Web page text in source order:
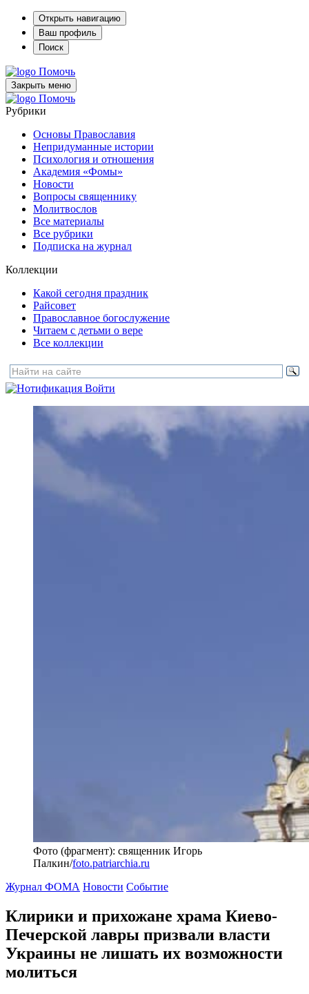
Открыть навигацию
Ваш профиль
Поиск
Помочь
Закрыть меню
Помочь
Рубрики
Основы Православия
Непридуманные истории
Психология и отношения
Академия «Фомы»
Новости
Вопросы священнику
Молитвослов
Все материалы
Все рубрики
Подписка на журнал
Коллекции
Какой сегодня праздник
Райсовет
Православное богослужение
Читаем с детьми о вере
Все коллекции
Войти
Фото (фрагмент): священник Игорь
Палкин/foto.patriarchia.ru
Журнал ФОМА Новости Событие
Клирики и прихожане храма Киево-
Печерской лавры призвали власти
Украины не лишать их возможности
молиться